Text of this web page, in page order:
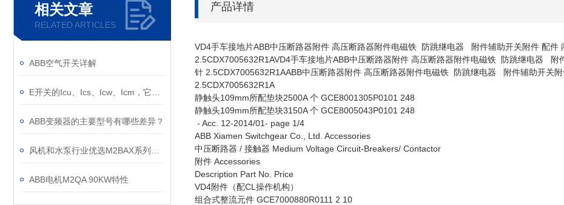
相关文章
RELATED ARTICLES
ABB空气开关详解
ABB变频器的主要型号有哪些差异？
ABB电机M2QA 90KW特性
产品详情
VD4手车接地片ABB中压断路器附件 高压断路器附件电磁铁 防跳继电器 附件辅助开关附件 配件
2.5CDX7005632R1AVD4手车接地片ABB中压断路器附件 高压断路器附件电磁铁 防跳继电器 附
针 2.5CDX7005632R1AABB中压断路器附件 高压断路器附件电磁铁 防跳继电器 附件辅助开关
2.5CDX7005632R1A
静触头109mm所配垫块2500A 个 GCE8001305P0101 248
静触头109mm所配垫块3150A 个 GCE8005043P0101 248
- Acc. 12-2014/01- page 1/4
ABB Xiamen Switchgear Co., Ltd. Accessories
中压断路器 / 接触器 Medium Voltage Circuit-Breakers/ Contactor
附件 Accessories
Description Part No. Price
VD4附件（配CL操作机构）
组合式整流元件 GCE7000880R0111 2 10